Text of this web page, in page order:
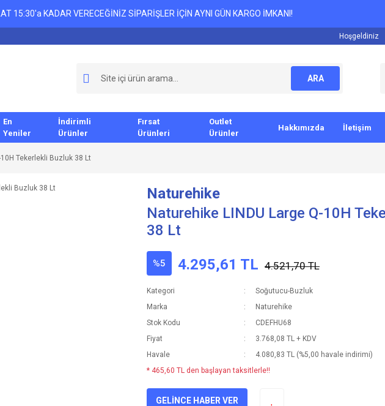
15:30'a KADAR VERECEĞİNİZ SİPARİŞLER İÇİN AYNI GÜN KARGO İMKANI!
Hoşgeldiniz
ARA
En
Yeniler
İndirimli
Ürünler
Fırsat
Ürünleri
Outlet
Ürünler
Hakkımızda İletişim
Tekerlekli Buzluk 38 Lt
Naturehike
Naturehike LINDU Large Q-10H
38 Lt
%5 4.295,61 TL 4.521,70 TL
Kategori
Soğutucu-Buzluk
Marka
Naturehike
Stok Kodu
CDEFHU68
Fiyat
3.768,08 TL + KDV
Havale
4.080,83 TL (%5,00 havale indirimi)
* 465,60 TL den başlayan taksitlerle!!
GELİNCE HABER VER